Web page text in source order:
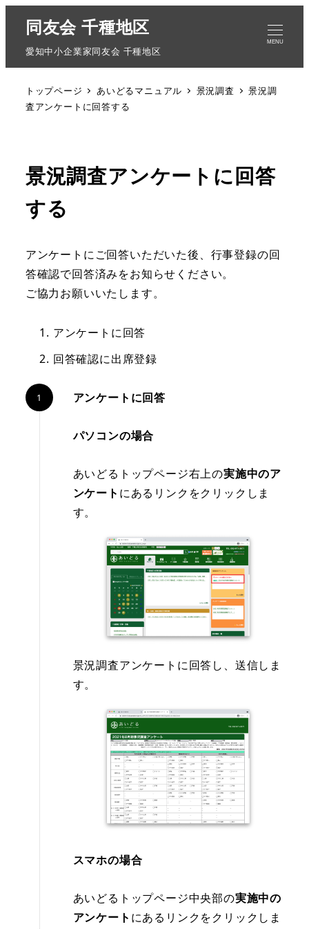
同友会 千種地区
愛知中小企業家同友会 千種地区
MENU
トップページ あいどるマニュアル 景況調査
景況調
査アンケートに回答する
景況調査アンケートに回答
する
アンケートにご回答いただいた後、行事登録の回
答確認で回答済みをお知らせください。
ご協力お願いいたします。
アンケートに回答
回答確認に出席登録
アンケートに回答
パソコンの場合
あいどるトップページ右上の実施中のア
ンケート にあるリンクをクリックしま
す。
景況調査アンケートに回答し、送信しま
す。
スマホの場合
あいどるトップページ中央部の実施中の
アンケート にあるリンクをクリックしま